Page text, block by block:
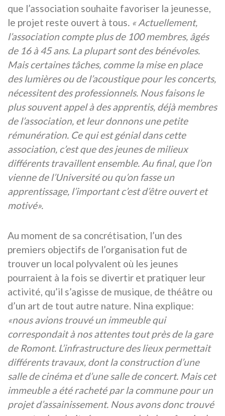
que l’association souhaite favoriser la jeunesse,
le projet reste ouvert à tous. « Actuellement,
l’association compte plus de 100 membres, âgés
de 16 à 45 ans. La plupart sont des bénévoles.
Mais certaines tâches, comme la mise en place
des lumières ou de l’acoustique pour les concerts,
nécessitent des professionnels. Nous faisons le
plus souvent appel à des apprentis, déjà membres
de l’association, et leur donnons une petite
rémunération. Ce qui est génial dans cette
association, c’est que des jeunes de milieux
différents travaillent ensemble. Au final, que l’on
vienne de l’Université ou qu’on fasse un
apprentissage, l’important c’est d’être ouvert et
motivé».
Au moment de sa concrétisation, l’un des
premiers objectifs de l’organisation fut de
trouver un local polyvalent où les jeunes
pourraient à la fois se divertir et pratiquer leur
activité, qu’il s’agisse de musique, de théâtre ou
d’un art de tout autre nature. Nina explique:
«nous avions trouvé un immeuble qui
correspondait à nos attentes tout près de la gare
de Romont. L’infrastructure des lieux permettait
différents travaux, dont la construction d’une
salle de cinéma et d’une salle de concert. Mais cet
immeuble a été racheté par la commune pour un
projet d’assainissement. Nous avons donc trouvé